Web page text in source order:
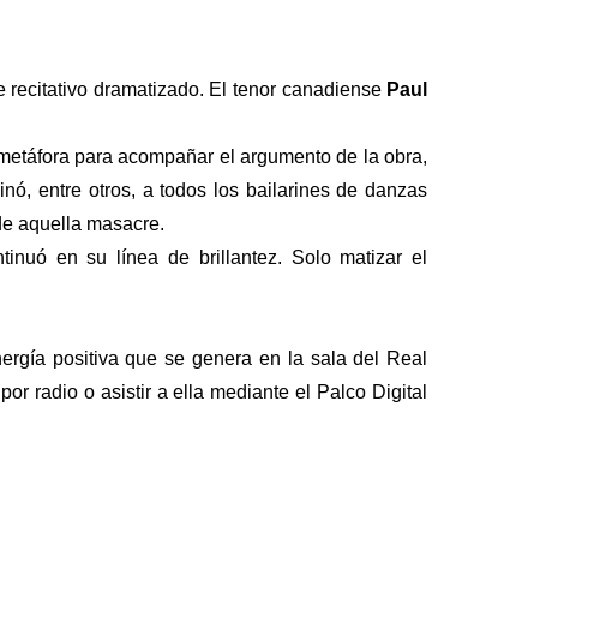
dramatizado. El tenor canadiense Paul
para acompañar el argumento de la obra,
entre otros, a todos los bailarines de danzas
aquella masacre.
en su línea de brillantez. Solo matizar el
positiva que se genera en la sala del Real
radio o asistir a ella mediante el Palco Digital